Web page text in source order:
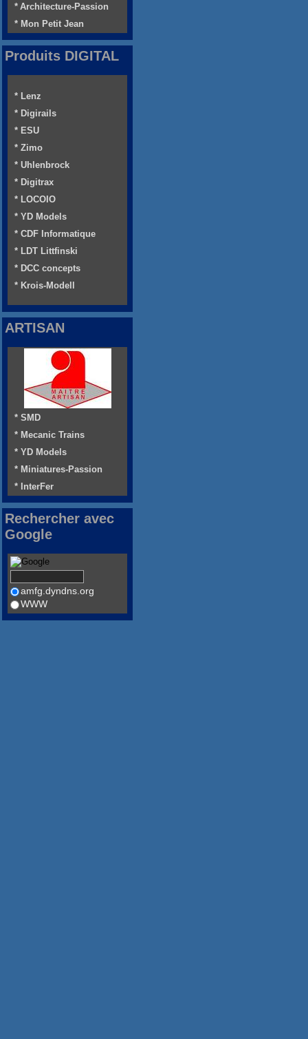
* Architecture-Passion
* Mon Petit Jean
Produits DIGITAL
* Lenz
* Digirails
* ESU
* Zimo
* Uhlenbrock
* Digitrax
* LOCOIO
* YD Models
* CDF Informatique
* LDT Littfinski
* DCC concepts
* Krois-Modell
ARTISAN
* SMD
* Mecanic Trains
* YD Models
* Miniatures-Passion
* InterFer
Rechercher avec
Google
amfg.dyndns.org
WWW